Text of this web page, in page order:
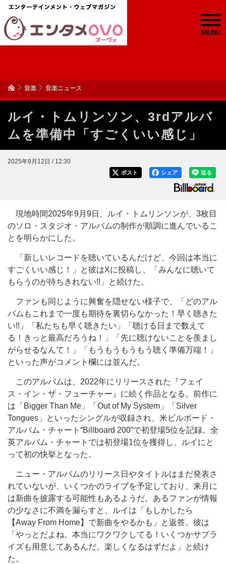
MENU
音楽 音楽ニュース
ルイ・トムリンソン、3rdアルバ
ムを準備中「すごくいい感じ」
2025年9月12日 / 12:30
送る
シェア
ポスト
現地時間2025年9月9日、ルイ・トムリンソンが、3枚目
のソロ・スタジオ・アルバムの制作が順調に進んでいるこ
とを明らかにした。
「新しいレコードを聴いているんだけど、今回は本当に
すごくいい感じ！」と彼はXに投稿し、「みんなに聴いて
もらうのが待ちきれない!!」と続けた。
ファンも同じように興奮を隠せない様子で、「どのアル
バムもこれまで一度も期待を裏切らなかった！早く聴きた
い!!」「私たちも早く聴きたい」「聴ける日まで数えて
る！きっと最高だろうね！」「先に聴けないことを羨まし
がらせるなんて！」「もうもうもうもう聴く準備万端！」
といった声がコメント欄には並んだ。
このアルバムは、2022年にリリースされた『フェイ
ス・イン・ザ・フューチャー』に続く作品となる。前作に
は「Bigger Than Me」「Out of My System」「Silver
Tongues」といったシングルが収録され、米ビルボード・
アルバム・チャート“Billboard 200”で初登場5位を記録。全
英アルバム・チャートでは初登場1位を獲得し、ルイにと
って初の快挙となった。
ニュー・アルバムのリリース日やタイトルはまだ発表さ
れていないが、いくつかのライブを予定しており、来月に
は新曲を披露する可能性もあるようだ。あるファンが情報
の少なさに不満を漏らすと、ルイは「もしかしたら
【Away From Home】で新曲をやるかも」と返答。彼は
「やっとだよね。本当にワクワクしてる！いくつかサプラ
イズも用意してあるんだ。楽しくなるはずだよ」と続け
た。